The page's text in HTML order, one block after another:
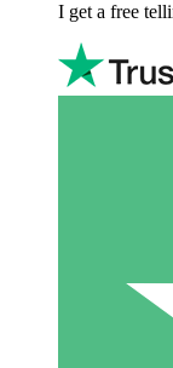
I get a free